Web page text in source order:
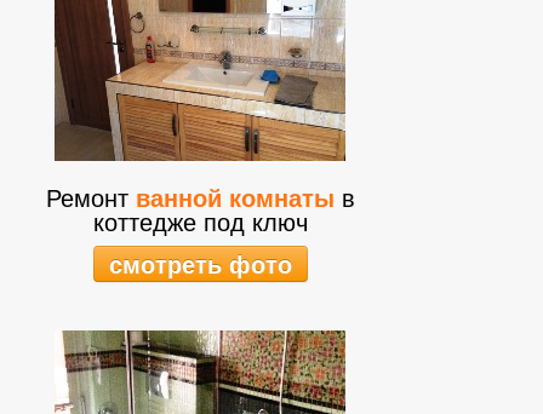
Ремонт ванной комнаты в
коттедже под ключ
смотреть фото